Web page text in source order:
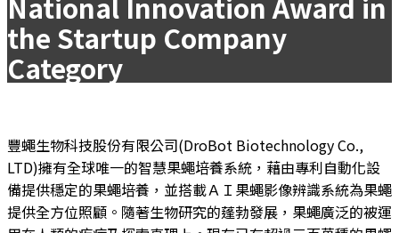
the Startup Company
Category
豐蠅生物科技股份有限公司(DroBot Biotechnology Co.,
LTD)擁有全球唯一的智慧果蠅培養系統，藉由專利自動化設
備提供穩定的果蠅培養，並搭載ＡＩ果蠅影像辨識系統為果蠅
提供全方位照顧。隨著生物研究的蓬勃發展，果蠅廣泛的被運